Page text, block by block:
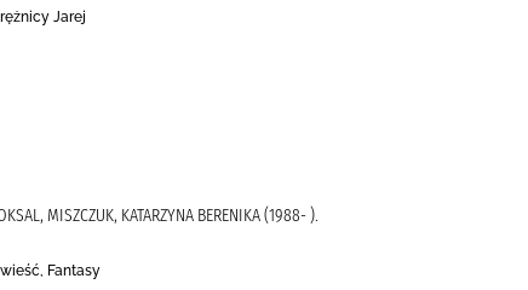
Jarej
MISZCZUK, KATARZYNA BERENIKA (1988- ).
Fantasy